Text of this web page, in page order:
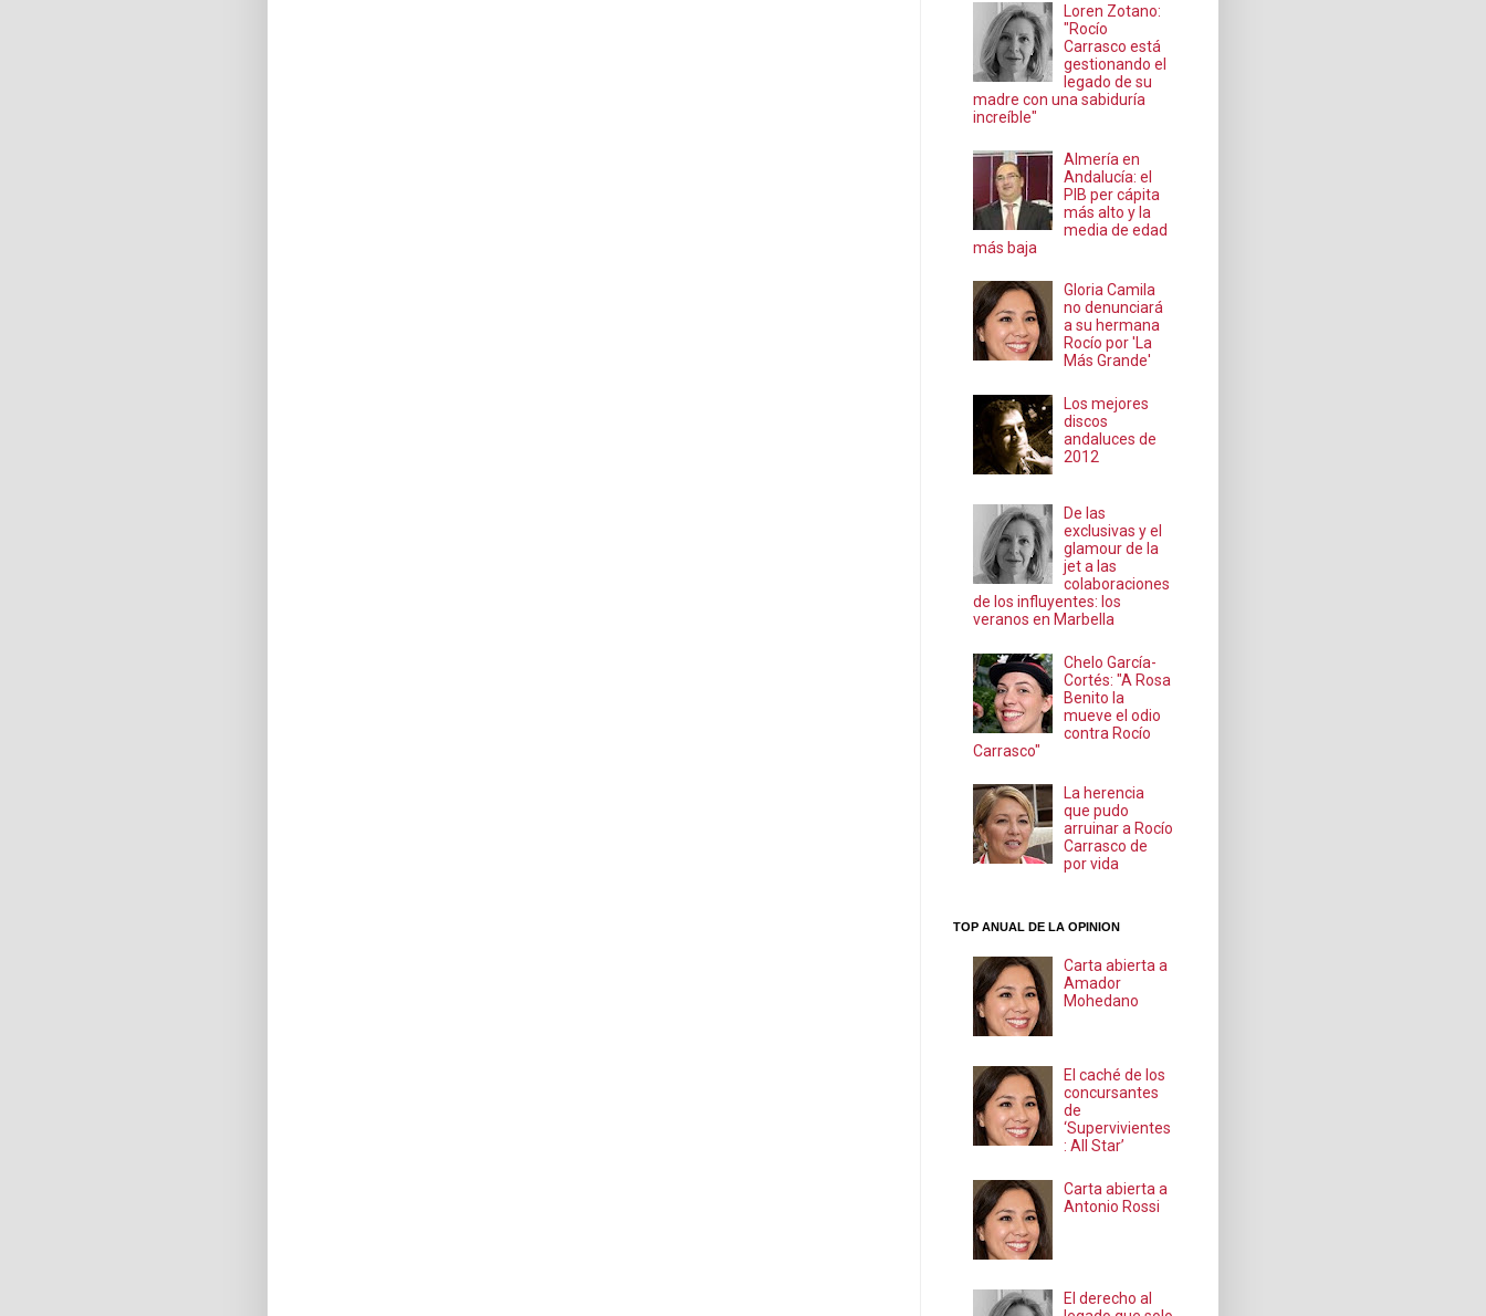
Loren Zotano:
"Rocío
Carrasco está
gestionando el
legado de su
madre con una sabiduría
increíble"
Almería en
Andalucía: el
PIB per cápita
más alto y la
media de edad
más baja
Gloria Camila
no denunciará
a su hermana
Rocío por 'La
Más Grande'
Los mejores
discos
andaluces de
2012
De las
exclusivas y el
glamour de la
jet a las
colaboraciones
de los influyentes: los
veranos en Marbella
Chelo García-
Cortés: "A Rosa
Benito la
mueve el odio
contra Rocío
Carrasco"
La herencia
que pudo
arruinar a Rocío
Carrasco de
por vida
TOP ANUAL DE LA OPINION
Carta abierta a
Amador
Mohedano
El caché de los
concursantes
de
‘Supervivientes
: All Star’
Carta abierta a
Antonio Rossi
El derecho al